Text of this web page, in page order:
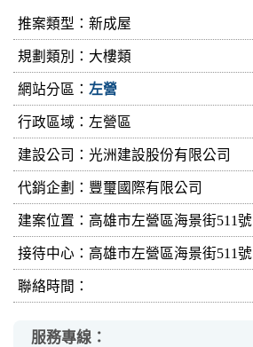
推案類型：新成屋
規劃類別：大樓類
網站分區： 左營
行政區域：左營區
建設公司： 光洲建設股份有限公司
代銷企劃：豐璽國際有限公司
建案位置：高雄市左營區海景街511號
接待中心：高雄市左營區海景街511號
聯絡時間：
服務專線：